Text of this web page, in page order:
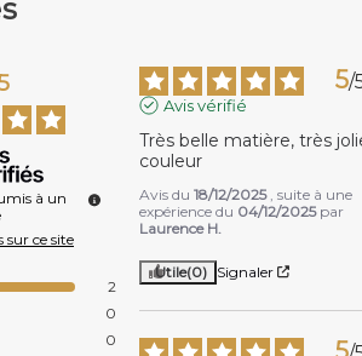
à un
sur ce site
2
0
0
5/
Avis vérifié
Très belle matière, très
couleur
Avis du18/12/2025 , suite à une
expérience du 04/12/2025 par
Laurence H.
Utile(0) Signaler